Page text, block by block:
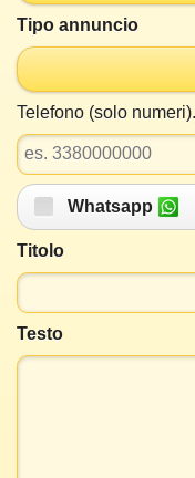
Tipo annuncio
Telefono (solo
Whatsapp
Titolo
Testo